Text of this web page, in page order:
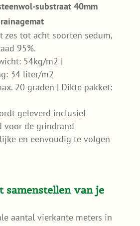
substraat 40mm
zes tot acht soorten sedum,
95%.
54kg/m2 |
34 liter/m2
20 graden | Dikte pakket:
geleverd inclusief
voor de grindrand
en eenvoudig te volgen
samenstellen van je
aantal vierkante meters in